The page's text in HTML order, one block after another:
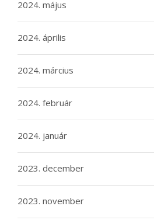
2024. május
2024. április
2024. március
2024. február
2024. január
2023. december
2023. november